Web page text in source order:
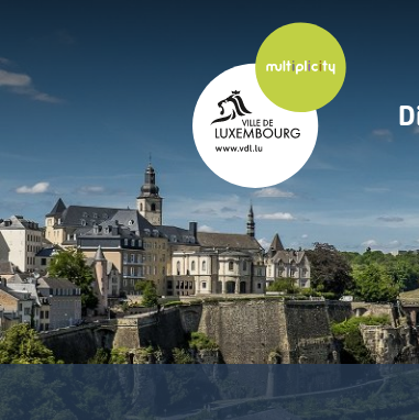
gehen